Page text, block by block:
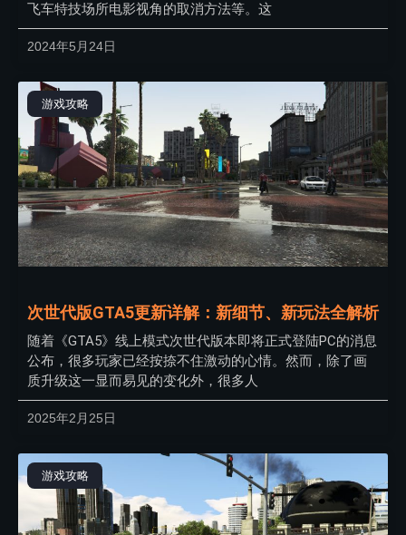
飞车特技场所电影视角的取消方法等。这
2024年5月24日
游戏攻略
次世代版GTA5更新详解：新细节、新玩法全解析
随着《GTA5》线上模式次世代版本即将正式登陆PC的消息
公布，很多玩家已经按捺不住激动的心情。然而，除了画
质升级这一显而易见的变化外，很多人
2025年2月25日
游戏攻略